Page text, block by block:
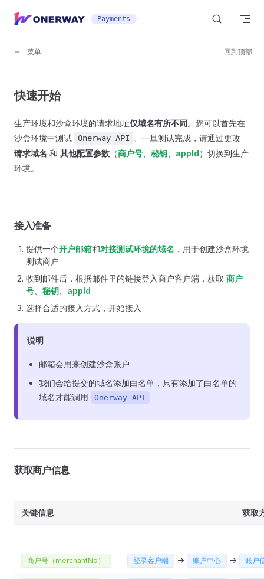
Skip to content Payments
菜单 回到顶部
快速开始
生产环境和沙盒环境的请求地址仅域名有所不同。您可以首先在
沙盒环境中测试
Onerway API 。一旦测试完成，请通过更改
请求域名 和 其他配置参数 （商户号 秘钥 appId）切换到生产
环境。
接入准备
提供一个开户邮箱和对接测试环境的域名 ，用于创建沙盒环境
测试商户
收到邮件后，根据邮件里的链接登入商户客户端，获取 商户
号
秘钥
appId
选择合适的接入方式，开始接入
说明
邮箱会用来创建沙盒账户
我们会给提交的域名添加白名单，只有添加了白名单的
域名才能调用
Onerway API
获取商户信息
关键信息 获取
商户号（merchantNo） 登录客户端 -> 账户中心 -> 账户